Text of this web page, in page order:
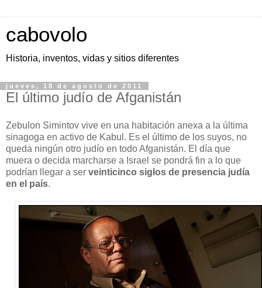
cabovolo
Historia, inventos, vidas y sitios diferentes
jueves, 18 de agosto de 2011
El último judío de Afganistán
Zebulon Simintov vive en una habitación anexa a la última
sinagoga en activo de Kabul. Es el último de los suyos, no
queda ningún otro judío en todo Afganistán. El día que
muera o decida marcharse a Israel se pondrá fin a lo que
podrían llegar a ser veinticinco siglos de presencia judía
en el país.